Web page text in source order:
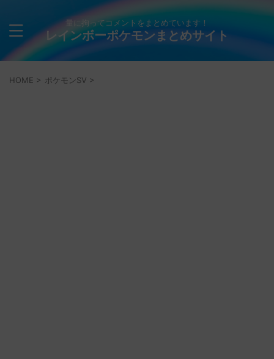
量に拘ってコメントをまとめています！
レインボーポケモンまとめサイト
HOME > ポケモンSV >